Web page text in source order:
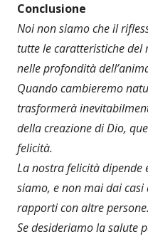
Conclusione
Noi non siamo che il
tutte le caratteristiche
nelle profondità
Quando cambieremo
trasformerà
della creazione di Dio,
felicità.
La nostra felicità dipende
siamo, e non mai dai
rapporti con altre persone.
Se desideriamo la salute